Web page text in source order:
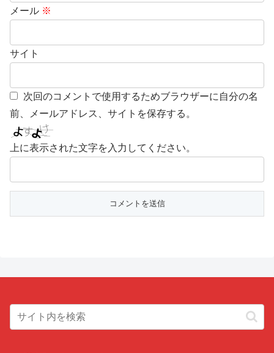
メール ※
サイト
次回のコメントで使用するためブラウザーに自分の名
前、メールアドレス、サイトを保存する。
上に表示された文字を入力してください。